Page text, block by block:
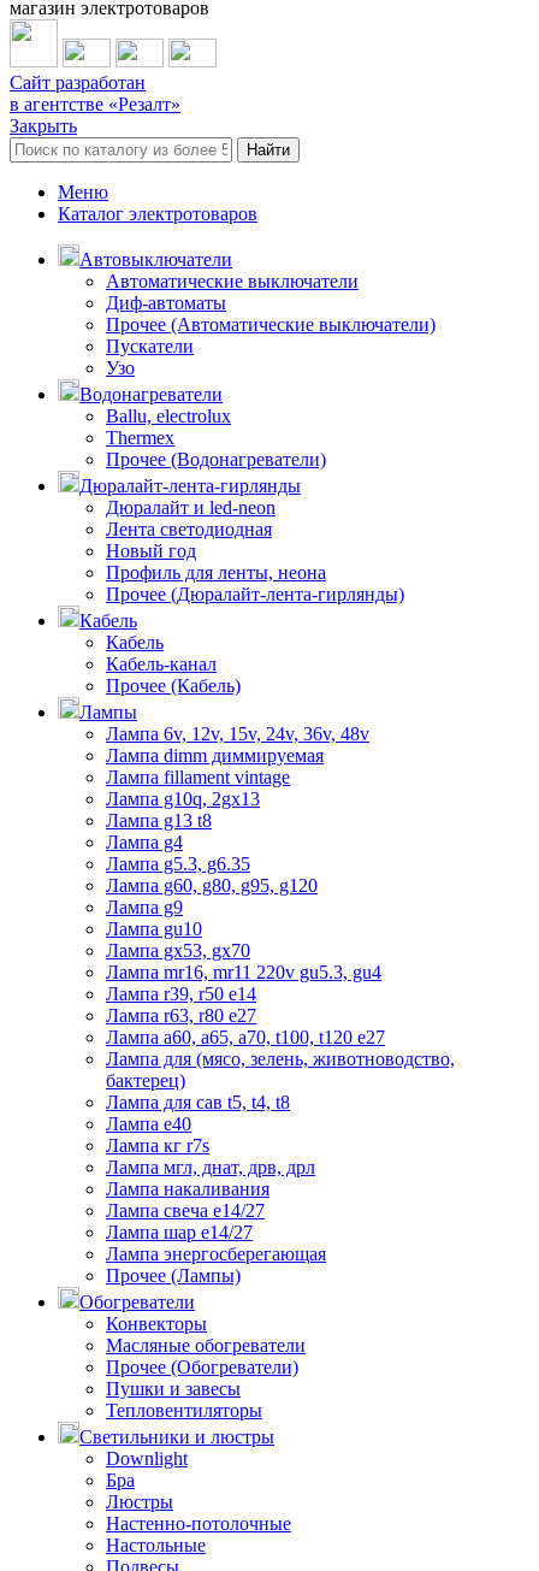
магазин электротоваров
Сайт разработан
в агентстве «Резалт»
Закрыть
Найти
Меню
Каталог электротоваров
Автовыключатели
Автоматические выключатели
Диф-автоматы
Прочее (Автоматические выключатели)
Пускатели
Узо
Водонагреватели
Ballu, electrolux
Thermex
Прочее (Водонагреватели)
Дюралайт-лента-гирлянды
Дюралайт и led-neon
Лента светодиодная
Новый год
Профиль для ленты, неона
Прочее (Дюралайт-лента-гирлянды)
Кабель
Кабель
Кабель-канал
Прочее (Кабель)
Лампы
Лампа 6v, 12v, 15v, 24v, 36v, 48v
Лампа dimm диммируемая
Лампа fillament vintage
Лампа g10q, 2gx13
Лампа g13 t8
Лампа g4
Лампа g5.3, g6.35
Лампа g60, g80, g95, g120
Лампа g9
Лампа gu10
Лампа gx53, gx70
Лампа mr16, mr11 220v gu5.3, gu4
Лампа r39, r50 е14
Лампа r63, r80 е27
Лампа а60, а65, а70, t100, t120 е27
Лампа для (мясо, зелень, животноводство,
бактерец)
Лампа для сав t5, t4, t8
Лампа е40
Лампа кг r7s
Лампа мгл, днат, дрв, дрл
Лампа накаливания
Лампа свеча е14/27
Лампа шар е14/27
Лампа энергосберегающая
Прочее (Лампы)
Обогреватели
Конвекторы
Масляные обогреватели
Прочее (Обогреватели)
Пушки и завесы
Тепловентиляторы
Светильники и люстры
Downlight
Бра
Люстры
Настенно-потолочные
Настольные
Подвесы